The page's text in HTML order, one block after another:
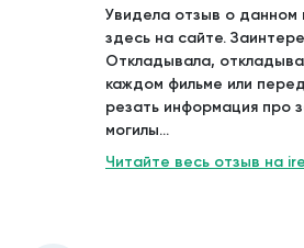
Увидела отзыв о данном
здесь на сайте.
Откладывала,
каждом фильме или
резать информация про
могилы...
Читайте весь отзыв на